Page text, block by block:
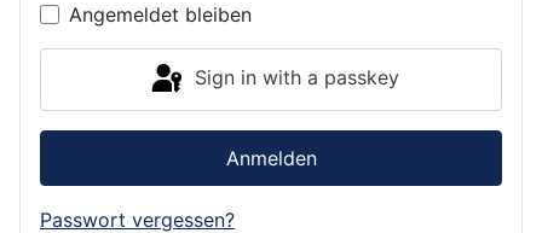
Angemeldet bleiben
Sign in with a passkey
Anmelden
Passwort vergessen?